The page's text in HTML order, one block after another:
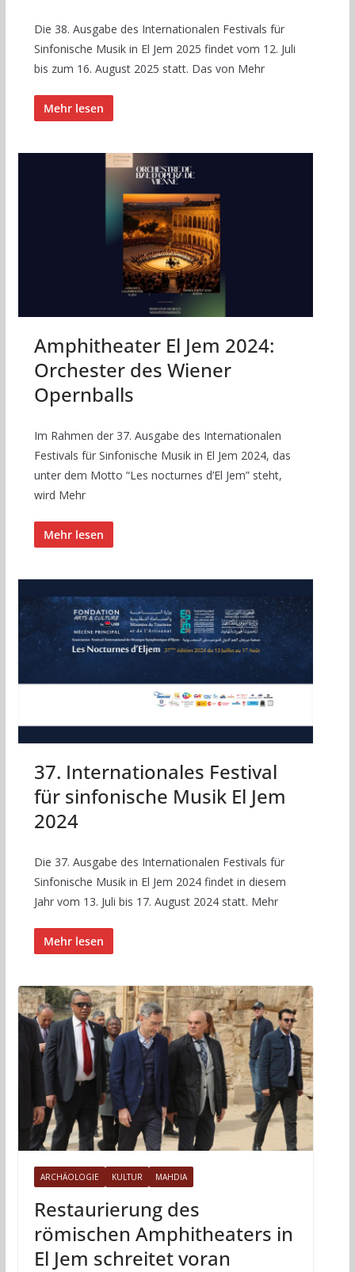
Die 38. Ausgabe des Internationalen Festivals für
Sinfonische Musik in El Jem 2025 findet vom 12. Juli
bis zum 16. August 2025 statt. Das von Mehr
Mehr lesen
Amphitheater El Jem 2024:
Orchester des Wiener
Opernballs
Im Rahmen der 37. Ausgabe des Internationalen
Festivals für Sinfonische Musik in El Jem 2024, das
unter dem Motto “Les nocturnes d’El Jem” steht,
wird Mehr
Mehr lesen
37. Internationales Festival
für sinfonische Musik El Jem
2024
Die 37. Ausgabe des Internationalen Festivals für
Sinfonische Musik in El Jem 2024 findet in diesem
Jahr vom 13. Juli bis 17. August 2024 statt. Mehr
Mehr lesen
ARCHÄOLOGIE KULTUR MAHDIA
Restaurierung des
römischen Amphitheaters in
El Jem schreitet voran